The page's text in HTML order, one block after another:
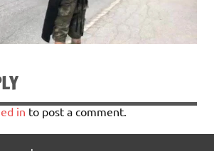
in to post a comment.